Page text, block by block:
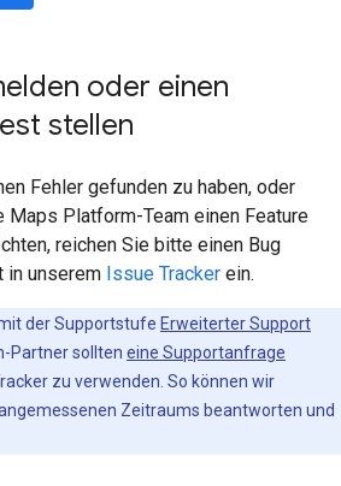
oder einen
stellen
Fehler gefunden zu haben, oder
Maps Platform-Team einen Feature
reichen Sie bitte einen Bug
in unserem Issue Tracker ein.
der Supportstufe Erweiterter Support
Partner sollten eine Supportanfrage
zu verwenden. So können wir
Zeitraums beantworten und